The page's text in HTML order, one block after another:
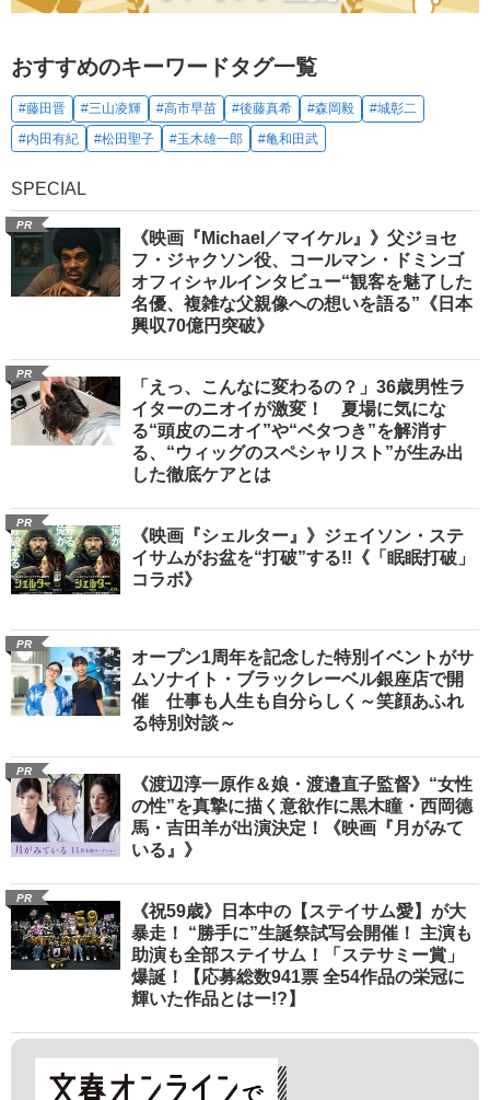
おすすめのキーワードタグ一覧
#藤田晋 #三山凌輝 #高市早苗 #後藤真希 #森岡毅
#城彰二
#内田有紀
#松田聖子 #玉木雄一郎 #亀和田武
SPECIAL
PR
《映画『Michael／マイケル』》父ジョセ
フ・ジャクソン役、コールマン・ドミンゴ
オフィシャルインタビュー“観客を魅了した
名優、複雑な父親像への想いを語る”《日本
興収70億円突破》
PR
「えっ、こんなに変わるの？」36歳男性ラ
イターのニオイが激変！ 夏場に気にな
る“頭皮のニオイ”や“ベタつき”を解消す
る、“ウィッグのスペシャリスト”が生み出
した徹底ケアとは
PR
《映画『シェルター』》ジェイソン・ステ
イサムがお盆を“打破”する!!《「眠眠打破」
コラボ》
PR
オープン1周年を記念した特別イベントがサ
ムソナイト・ブラックレーベル銀座店で開
催 仕事も人生も自分らしく～笑顔あふれ
る特別対談～
PR
《渡辺淳一原作＆娘・渡邉直子監督》“女性
の性”を真摯に描く意欲作に黒木瞳・西岡德
馬・吉田羊が出演決定！《映画『月がみて
いる』》
PR
《祝59歳》日本中の【ステイサム愛】が大
暴走！ “勝手に”生誕祭試写会開催！ 主演も
助演も全部ステイサム！「ステサミー賞」
爆誕！【応募総数941票 全54作品の栄冠に
輝いた作品とはー!?】